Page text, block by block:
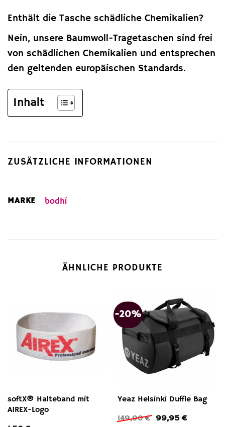
Enthält die Tasche schädliche Chemikalien?
Nein, unsere Baumwoll-Tragetaschen sind frei
von schädlichen Chemikalien und entsprechen
den geltenden europäischen Standards.
Inhalt
ZUSÄTZLICHE INFORMATIONEN
MARKE bodhi
ÄHNLICHE PRODUKTE
softX® Halteband mit
AIREX-Logo
-20%
Yeaz Helsinki Duffle Bag
149,90€ Ursprünglicher
99,95€Aktueller